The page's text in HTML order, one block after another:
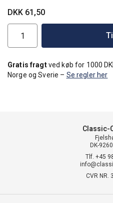
DKK 61,50
Gratis fragtved køb for 1000
Norge og Sverie – Se regler her
Classic-
DK-
Tlf. +45
CVR NR.